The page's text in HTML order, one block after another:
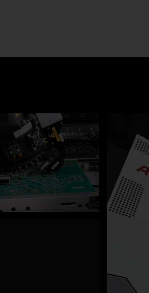
贴装解决方案
SIPLACE V
SIPLACE SX
SIPLACE TX